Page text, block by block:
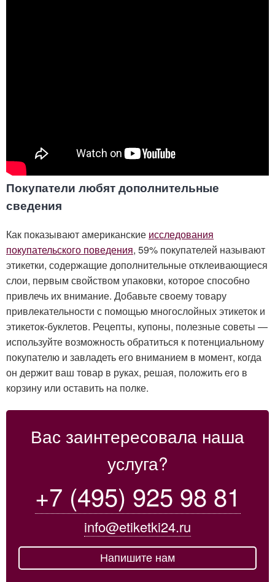
Покупатели любят дополнительные
сведения
Как показывают американские исследования
покупательского поведения, 59% покупателей называют
этикетки, содержащие дополнительные отклеивающиеся
слои, первым свойством упаковки, которое способно
привлечь их внимание. Добавьте своему товару
привлекательности с помощью многослойных этикеток и
этикеток-буклетов. Рецепты, купоны, полезные советы —
используйте возможность обратиться к потенциальному
покупателю и завладеть его вниманием в момент, когда
он держит ваш товар в руках, решая, положить его в
корзину или оставить на полке.
Вас заинтересовала наша
услуга?
+7 (495) 925 98 81
info@etiketki24.ru
Напишите нам